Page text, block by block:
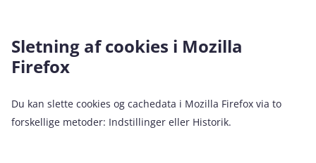
Sletning af cookies i Mozilla
Firefox
Du kan slette cookies og cachedata i Mozilla Firefox via to
forskellige metoder: Indstillinger eller Historik.